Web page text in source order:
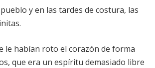
y en las tardes de costura, las
le habían roto el corazón de forma
que era un espíritu demasiado libre